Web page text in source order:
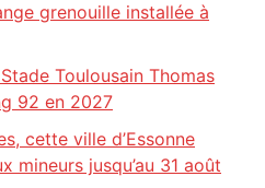
grenouille installée à
Toulousain Thomas
92 en 2027
cette ville d’Essonne
mineurs jusqu’au 31 août